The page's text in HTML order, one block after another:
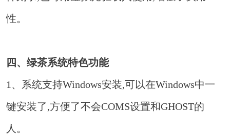
性。
四、绿茶系统特色功能
1、系统支持Windows安装,可以在Windows中一
键安装了,方便了不会COMS设置和GHOST的
人。